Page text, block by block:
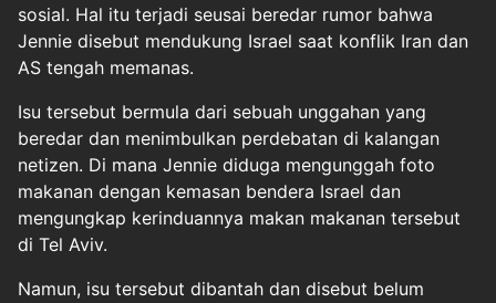
sosial. Hal itu terjadi seusai beredar rumor bahwa
Jennie disebut mendukung Israel saat konflik Iran dan
AS tengah memanas.
Isu tersebut bermula dari sebuah unggahan yang
beredar dan menimbulkan perdebatan di kalangan
netizen. Di mana Jennie diduga mengunggah foto
makanan dengan kemasan bendera Israel dan
mengungkap kerinduannya makan makanan tersebut
di Tel Aviv.
Namun, isu tersebut dibantah dan disebut belum